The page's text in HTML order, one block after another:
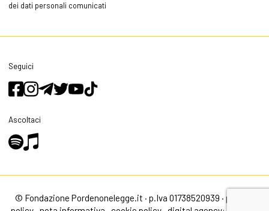
dei dati personali comunicati
Seguici
Ascoltaci
© Fondazione Pordenonelegge.it · p.Iva 01738520939 · privacy